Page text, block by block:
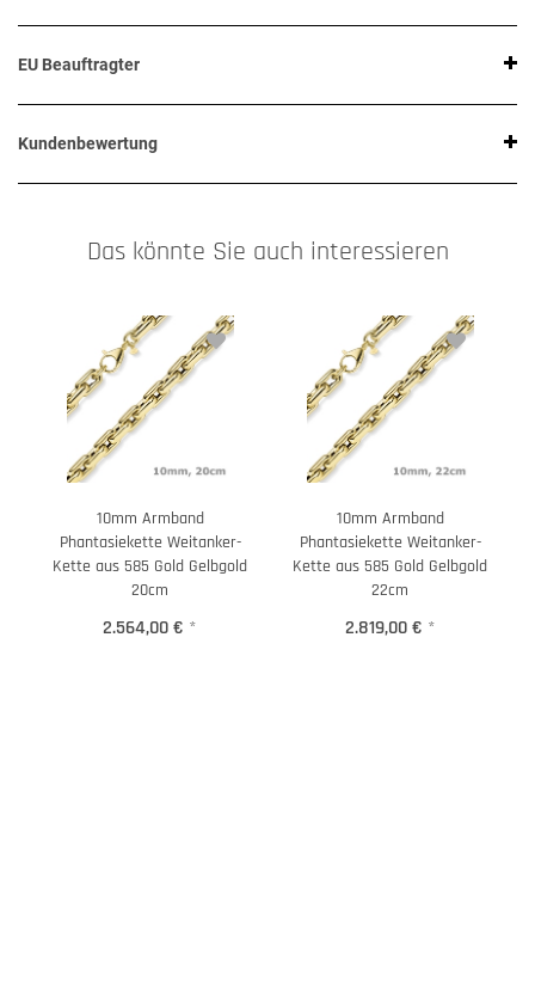
EU Beauftragter
Kundenbewertung
Das könnte Sie auch interessieren
10mm Armband
Phantasiekette Weitanker-
Kette aus 585 Gold Gelbgold
20cm
2.564,00 € *
10mm Armband
Phantasiekette Weitanker-
Kette aus 585 Gold Gelbgold
22cm
2.819,00 € *